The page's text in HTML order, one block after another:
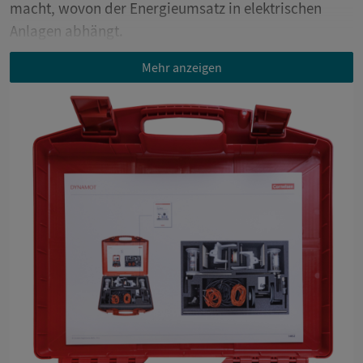
macht, wovon der Energieumsatz in elektrischen
Anlagen abhängt.
Beispiele für den Einsatz im Unterricht:
1. DynaMot unterstützt dabei, grundlegende
Vorstellungen über Energieflüsse und den Strom von
Ladungsträgern zu entwickeln.
2. Mit dem DynaMot können Schülerinnen und
Schüler den Strombegriff verstehen, Strom messen
und die mechanischen Parameter für die
Energieübertragung erkennen lernen.
3. Der DynaMot veranschaulicht, wie sich die
Leistung durch den Ladungsträgerstrom erhöhen
Parallelschaltungen von Verbrauchern.
Mehr anzeigen